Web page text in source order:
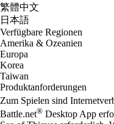
繁體中文
日本語
Verfügbare Regionen
Amerika & Ozeanien
Europa
Korea
Taiwan
Produktanforderungen
Zum Spielen sind
Battle.net® Desktop App